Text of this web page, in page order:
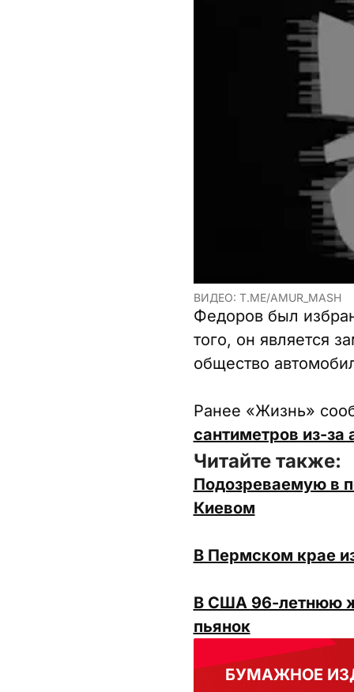
ВИДЕО: T.ME/AMUR_MASH
Федоров был
того, он является
общество
Ранее «Жизнь»
сантиметров из-
Читайте также:
Подозреваемую в
Киевом
В Пермском крае
В США 96-летнюю
пьянок
БУМАЖНОЕ